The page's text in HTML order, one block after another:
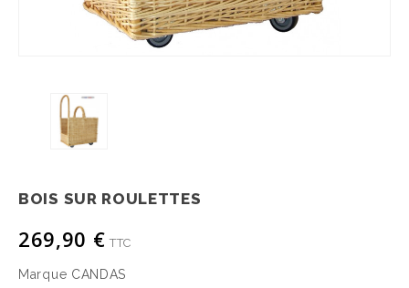
BOIS SUR ROULETTES
269,90 € TTC
Marque CANDAS